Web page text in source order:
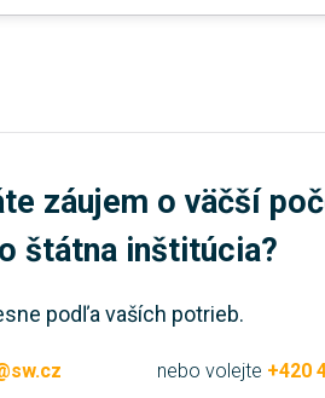
záujem o väčší
štátna inštitúcia?
podľa vaších potrieb.
nebo volejte +420